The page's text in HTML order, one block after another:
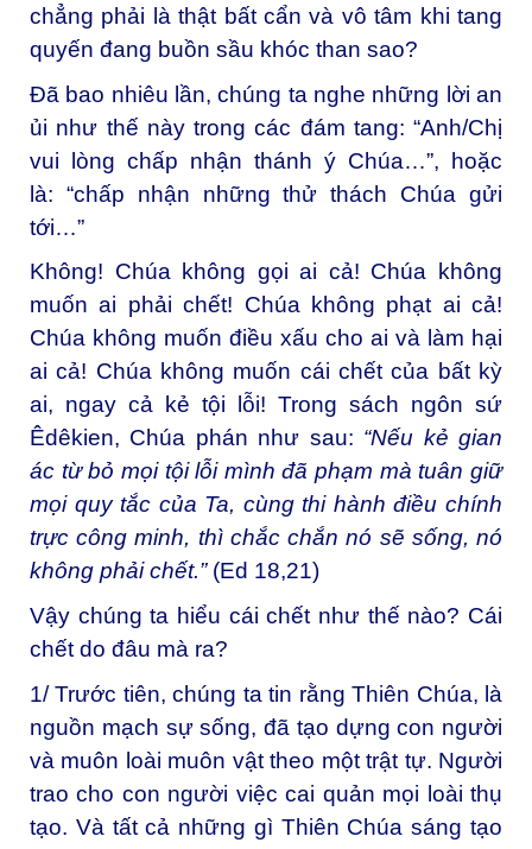
chẳng phải là thật bất cẩn và vô tâm khi tang
quyến đang buồn sầu khóc than sao?
Đã bao nhiêu lần, chúng ta nghe những lời an
ủi như thế này trong các đám tang: “Anh/Chị
vui lòng chấp nhận thánh ý Chúa…”, hoặc
là: “chấp nhận những thử thách Chúa gửi
tới…”
Không! Chúa không gọi ai cả! Chúa không
muốn ai phải chết! Chúa không phạt ai cả!
Chúa không muốn điều xấu cho ai và làm hại
ai cả! Chúa không muốn cái chết của bất kỳ
ai, ngay cả kẻ tội lỗi! Trong sách ngôn sứ
Êdêkien, Chúa phán như sau: “Nếu kẻ gian
ác từ bỏ mọi tội lỗi mình đã phạm mà tuân giữ
mọi quy tắc của Ta, cùng thi hành điều chính
trực công minh, thì chắc chắn nó sẽ sống, nó
không phải chết.”(Ed 18,21)
Vậy chúng ta hiểu cái chết như thế nào? Cái
chết do đâu mà ra?
1/ Trước tiên, chúng ta tin rằng Thiên Chúa, là
nguồn mạch sự sống, đã tạo dựng con người
và muôn loài muôn vật theo một trật tự. Người
trao cho con người việc cai quản mọi loài thụ
tạo. Và tất cả những gì Thiên Chúa sáng tạo